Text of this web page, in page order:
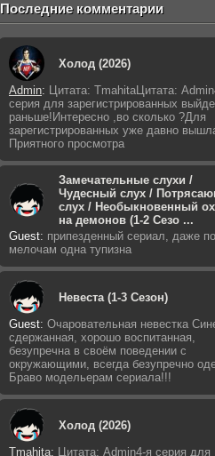
Последние комментарии
Холод (2026)
Admin: Цитата: TmahitaЦитата:
серия для зарегистрированных
раньше!Интересно ,во сколько ?Для
зарегистрированных уже давно
Приятного просмотра
Замечательные слухи /
Чудесный слух /
слух / Необыкновенный
на демонов (1-2 Сезо ...
Guest: припезденный сериал, даже по
мелочам одна тупизна
Невеста (1-3 Сезон)
Guest: Очаровательная невестка
сдержанная, хорошо воспитанная,
безупречна в своём поведении с
окружающими, всегда безупречно
Браво модельерам сериала!!!
Холод (2026)
Tmahita: Цитата: Admin4-я серия для